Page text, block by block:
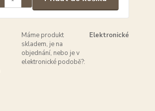
Máme produkt
skladem, je na
objednání, nebo je v
elektronické podobě?:
Elektronické